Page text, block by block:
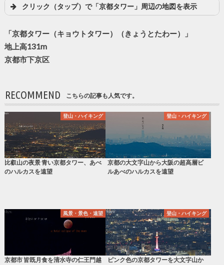
クリック（タップ）で「京都タワー」周辺の地図を表示
「京都タワー（キョウトタワー）（きょうとたわー）」
地上高131m
京都市下京区
RECOMMEND こちらの記事も人気です。
登山・ハイキング
比叡山の夜景 青い京都タワー、あべ
のハルカスを遠望
登山・ハイキング
京都の大文字山から大阪の超高層ビ
ルあべのハルカスを遠望
風景・景色・遠望
京都市 皆既月食を清水寺の仁王門越
登山・ハイキング
ピンク色の京都タワーを大文字山か